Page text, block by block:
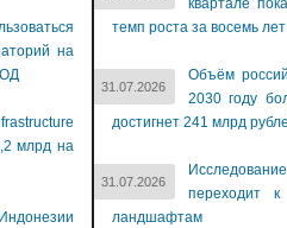
на
млрд на
квартале
темп роста за восемь лет
31.07.2026
Объём
2030 году
достигнет 241 млрд
31.07.2026
переходит
ландшафтам